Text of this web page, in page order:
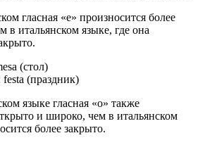
гласная «e» произносится более
в итальянском языке, где она
(стол)
(праздник)
языке гласная «o» также
и широко, чем в итальянском
более закрыто.